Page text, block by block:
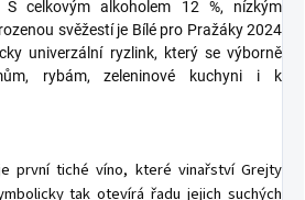
S celkovým alkoholem 12 %, nízkým
svěžestí je Bílé pro Pražáky 2024
univerzální ryzlink, který se výborně
rybám, zeleninové kuchyni i k
první tiché víno, které vinařství Grejty
tak otevírá řadu jejich suchých